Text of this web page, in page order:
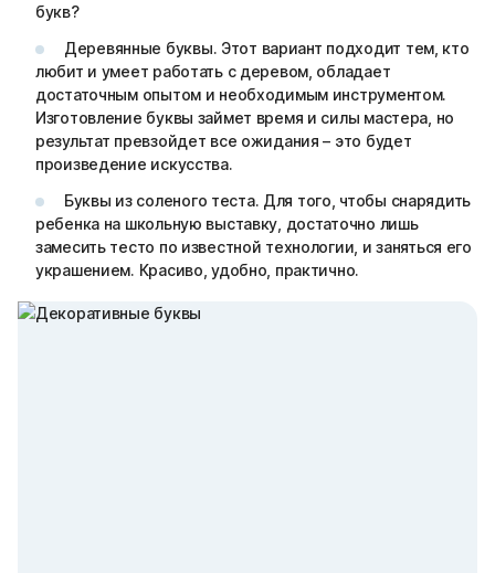
букв?
Деревянные буквы. Этот вариант подходит тем, кто
любит и умеет работать с деревом, обладает
достаточным опытом и необходимым инструментом.
Изготовление буквы займет время и силы мастера, но
результат превзойдет все ожидания – это будет
произведение искусства.
Буквы из соленого теста. Для того, чтобы снарядить
ребенка на школьную выставку, достаточно лишь
замесить тесто по известной технологии, и заняться его
украшением. Красиво, удобно, практично.